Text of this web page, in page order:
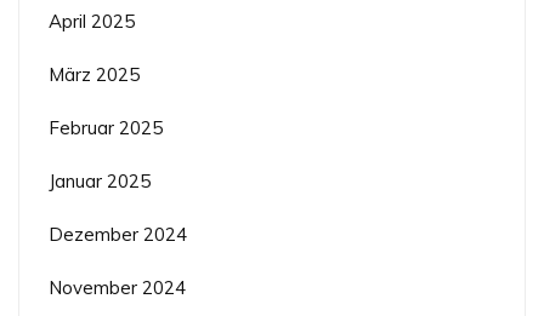
April 2025
März 2025
Februar 2025
Januar 2025
Dezember 2024
November 2024